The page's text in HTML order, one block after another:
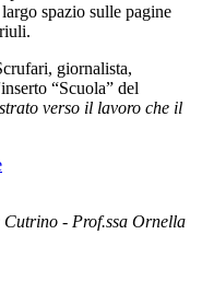
spazio sulle pagine
giornalista,
“Scuola” del
verso il lavoro che il
Cutrino - Prof.ssa Ornella